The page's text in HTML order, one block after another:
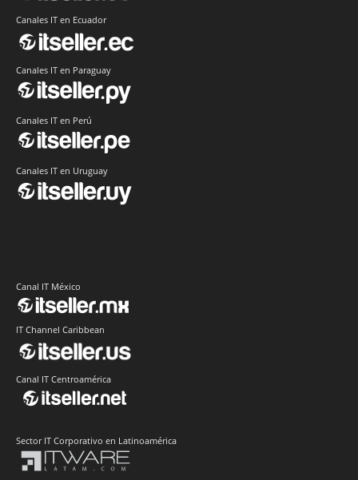
Canales IT en Ecuador
Canales IT en Paraguay
Canales IT en Perú
Canales IT en Uruguay
Canal IT México
IT Channel Caribbean
Canal IT Centroamérica
Sector IT Corporativo en Latinoamérica